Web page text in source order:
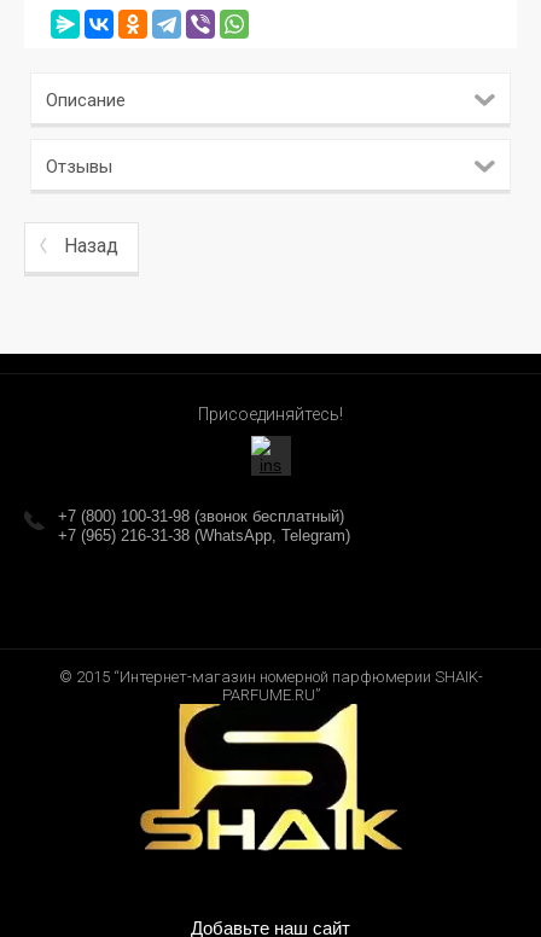
Описание
Отзывы
Назад
Присоединяйтесь!
+7 (800) 100-31-98 (звонок бесплатный)
+7 (965) 216-31-38 (WhatsApp, Telegram)
© 2015 “Интернет-магазин номерной парфюмерии SHAIK-
PARFUME.RU”
Добавьте наш сайт